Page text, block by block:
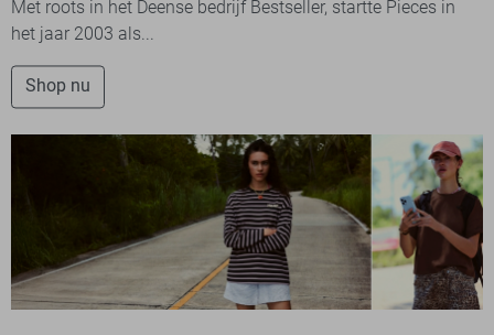
Met roots in het Deense bedrijf Bestseller, startte Pieces in
het jaar 2003 als...
Shop nu